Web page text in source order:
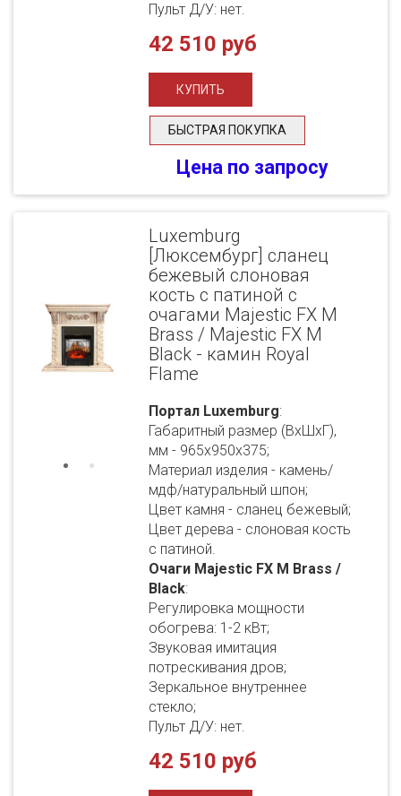
Пульт Д/У: нет.
42 510 руб
БЫСТРАЯ ПОКУПКА
Цена по запросу
Luxemburg
[Люксембург] сланец
бежевый слоновая
кость с патиной с
очагами Majestic FX M
Brass / Majestic FX M
Black - камин Royal
Flame
Портал Luxemburg:
Габаритный размер (ВхШхГ),
мм - 965х950х375;
Материал изделия - камень/
мдф/натуральный шпон;
Цвет камня - сланец бежевый;
Цвет дерева - слоновая кость
с патиной.
Очаги Majestic FX M Brass /
Black:
Регулировка мощности
обогрева: 1-2 кВт;
Звуковая имитация
потрескивания дров;
Зеркальное внутреннее
стекло;
Пульт Д/У: нет.
42 510 руб